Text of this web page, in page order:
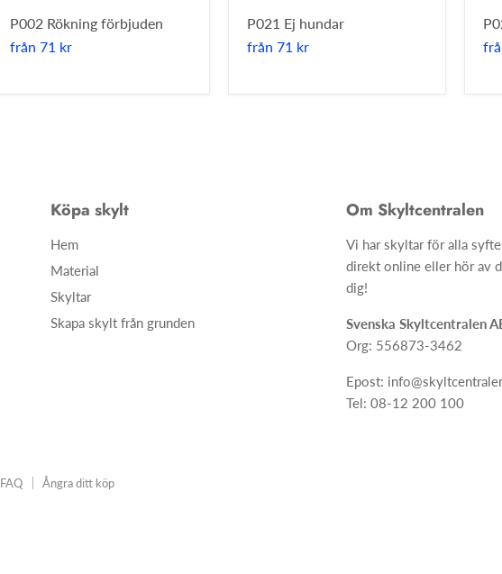
P002 Rökning förbjuden
från 71 kr
P021 Ej hundar
från 71 kr
Köpa skylt
Hem
Material
Skyltar
Skapa skylt från grunden
Om Skyltcentralen
Vi har skyltar för alla
direkt online eller hör av
dig!
Svenska Skyltcentralen
Org: 556873-3462
Epost:
Tel: 08-12 200 100
FAQ
Ångra ditt köp